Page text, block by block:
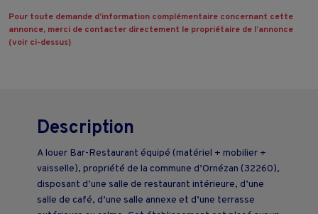
Pour toute demande d’information complémentaire concernant cette
annonce, merci de contacter directement le propriétaire de l’annonce
(voir ci-dessus)
Description
A louer Bar-Restaurant équipé (matériel + mobilier +
vaisselle), propriété de la commune d’Ornézan (32260),
disposant d’une salle de restaurant intérieure, d’une
salle de café, d’une salle annexe et d’une terrasse